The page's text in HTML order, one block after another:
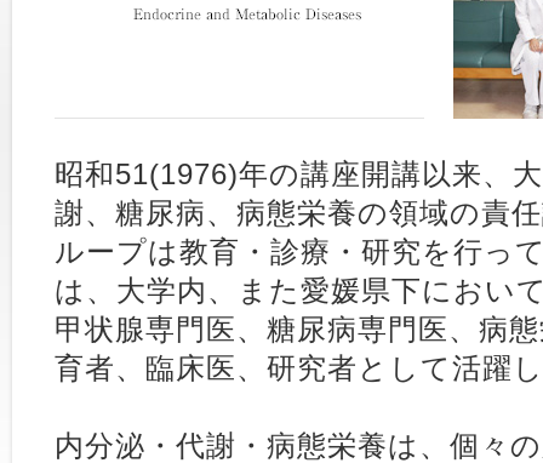
昭和51(1976)年の講座開講以来、
謝、糖尿病、病態栄養の領域の責
ループは教育・診療・研究を行っ
は、大学内、また愛媛県下におい
甲状腺専門医、糖尿病専門医、病
育者、臨床医、研究者として活躍
内分泌・代謝・病態栄養は、個々